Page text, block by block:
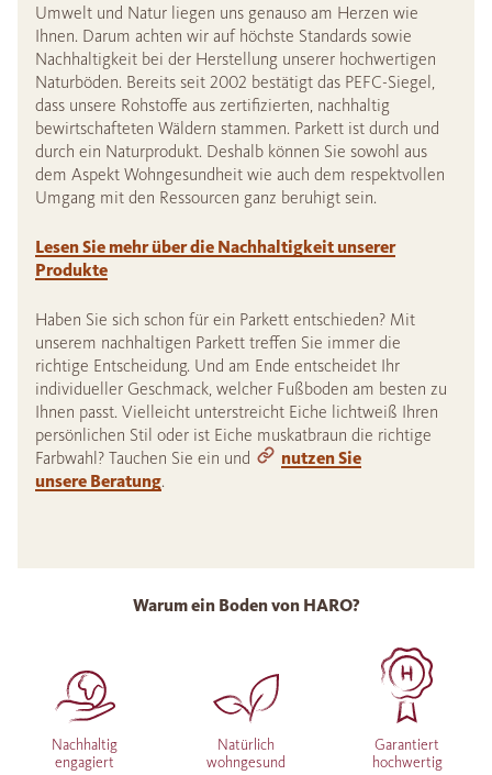
Umwelt und Natur liegen uns genauso am Herzen wie
Ihnen. Darum achten wir auf höchste Standards sowie
Nachhaltigkeit bei der Herstellung unserer hochwertigen
Naturböden. Bereits seit 2002 bestätigt das PEFC-Siegel,
dass unsere Rohstoffe aus zertifizierten, nachhaltig
bewirtschafteten Wäldern stammen. Parkett ist durch und
durch ein Naturprodukt. Deshalb können Sie sowohl aus
dem Aspekt Wohngesundheit wie auch dem respektvollen
Umgang mit den Ressourcen ganz beruhigt sein.
Lesen Sie mehr über die Nachhaltigkeit unserer
Produkte
Haben Sie sich schon für ein Parkett entschieden? Mit
unserem nachhaltigen Parkett treffen Sie immer die
richtige Entscheidung. Und am Ende entscheidet Ihr
individueller Geschmack, welcher Fußboden am besten zu
Ihnen passt. Vielleicht unterstreicht Eiche lichtweiß Ihren
persönlichen Stil oder ist Eiche muskatbraun die richtige
Farbwahl? Tauchen Sie ein und
nutzen Sie
unsere Beratung.
Warum ein Boden von HARO?
Nachhaltig
engagiert
Natürlich
wohngesund
Garantiert
hochwertig